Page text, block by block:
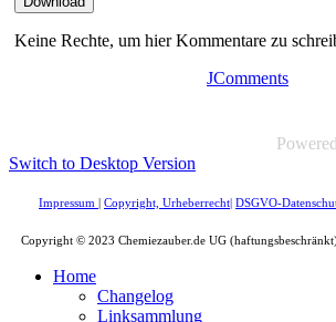
Keine Rechte, um hier Kommentare zu
JComments
Switch to Desktop Version
Impressum Copyright, Urheberrecht DSGVO-
Copyright © 2023 Chemiezauber.de UG
Home
Changelog
Linksammlung